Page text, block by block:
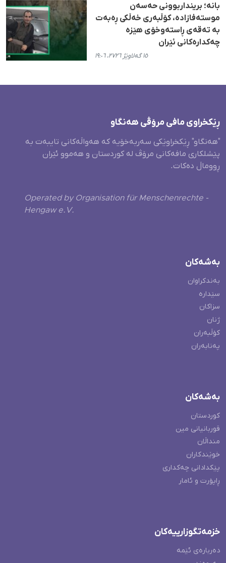
بانە؛ برینداربوونی حەسەن
موستەفازادە، کۆڵبەری خەڵکی ڕەبەت
بە تەقەی ڕاستەوخۆی هێزە
چەکدارەکانی ئێران
١٥ گەلاوێژ ٢٧٢٦، ١٩:٠٦
ڕێکخراوی مافی مرۆڤی هەنگاو
"هەنگاو" ڕێکخراوێکی سەربەخۆیە کە هەواڵەکانی تایبەت بە
پێشلکاری مافەکانی مرۆڤ لە کوردستان و هەموو ئێران
ڕووماڵ دەکات.
Operated by Organisation für Menschenrechte -
Hengaw e.V.
بەشەکان
بەندکراوان
سێدارە
سزاکان
ژنان
کۆڵبەران
پەنابەران
بەشەکان
کوردستان
قوربانیانی مین
منداڵان
خوێندکاران
پێکدادانی چەکداری
ڕاپۆرت و ئامار
خزمەتگوزارییەکان
دەربارەی ئێمە